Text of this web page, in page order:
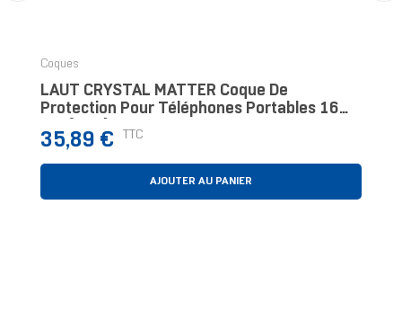
Coques
LAUT CRYSTAL MATTER Coque De
Protection Pour Téléphones Portables 16
Cm (6.3") Housse Noir, Transparent
Prix
35,89 € TTC
AJOUTER AU PANIER